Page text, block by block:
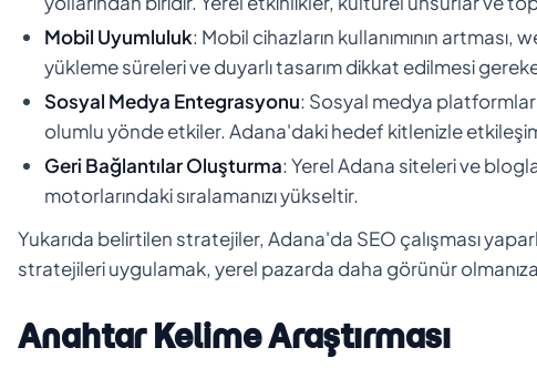
Mobil Uyumluluk: Mobil cihazların kullanımının artması,
yükleme süreleri ve duyarlı tasarım dikkat edilmesi
Sosyal Medya Entegrasyonu: Sosyal medya
olumlu yönde etkiler. Adana'daki hedef kitlenizle
Geri Bağlantılar Oluşturma: Yerel Adana siteleri ve
motorlarındaki sıralamanızı yükseltir.
Yukarıda belirtilen stratejiler, Adana'da SEO çalışması
stratejileri uygulamak, yerel pazarda daha görünür olmanıza
Anahtar Kelime Araştırması